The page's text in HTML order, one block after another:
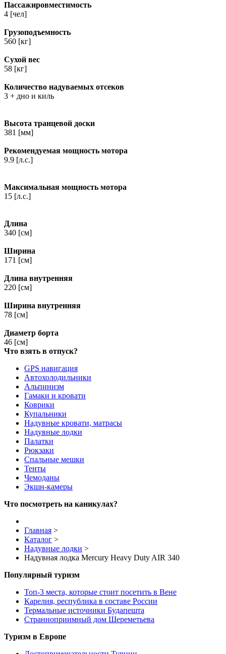
Пассажировместимость
4 [чел]
Грузоподъемность
560 [кг]
Сухой вес
58 [кг]
Количество надуваемых отсеков
3 + дно и киль
Высота транцевой доски
381 [мм]
Рекомендуемая мощность мотора
9.9 [л.с.]
Максимальная мощность мотора
15 [л.с.]
Длина
340 [см]
Ширина
171 [см]
Длина внутренняя
220 [см]
Ширина внутренняя
78 [см]
Диаметр борта
46 [см]
Что взять в отпуск?
GPS навигация
Автохолодильники
Альпинизм
Гамаки и кровати
Коврики
Купальники
Надувные кровати, матрасы
Надувные лодки
Палатки
Рюкзаки
Спальные мешки
Тенты
Чемоданы
Экшн-камеры
Что посмотреть на каникулах?
Главная >
Каталог >
Надувные лодки >
Надувная лодка Mercury Heavy Duty AIR 340
Популярный туризм
Топ-3 места, которые стоит посетить в Вене
Карелия, республика в составе России
Термальные источники Будапешта
Странноприимный дом Шереметьева
Туризм в Европе